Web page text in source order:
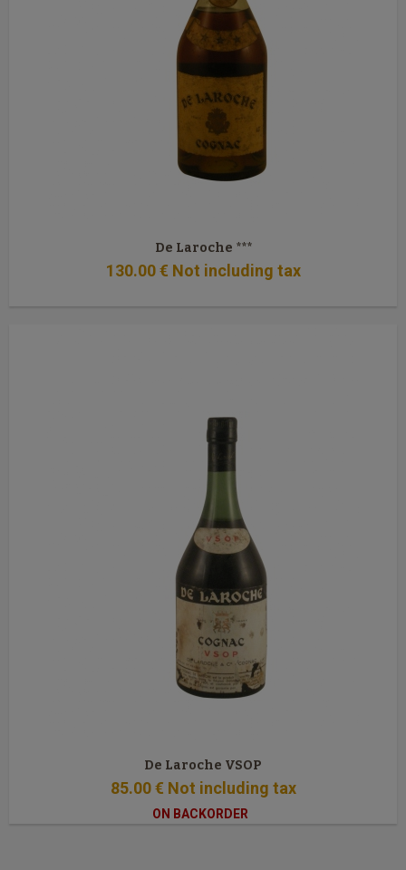
De Laroche ***
130.00 € Not including tax
De Laroche VSOP
85.00 € Not including tax
ON BACKORDER